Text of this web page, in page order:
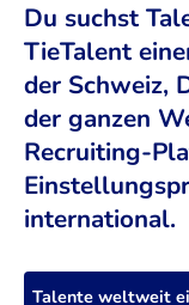
Du suchst
TieTalent
der Schweiz,
der ganzen
Recruiting-
international.
Talente weltweit